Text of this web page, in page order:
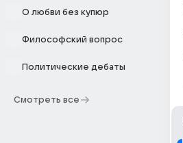
О любви без купюр
Философский вопрос
Политические дебаты
Смотреть все